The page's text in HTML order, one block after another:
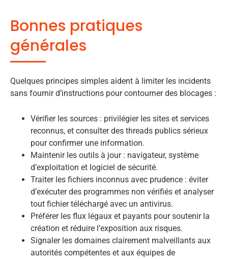
Bonnes pratiques
générales
Quelques principes simples aident à limiter les incidents
sans fournir d’instructions pour contourner des blocages :
Vérifier les sources : privilégier les sites et services
reconnus, et consulter des threads publics sérieux
pour confirmer une information.
Maintenir les outils à jour : navigateur, système
d’exploitation et logiciel de sécurité.
Traiter les fichiers inconnus avec prudence : éviter
d’exécuter des programmes non vérifiés et analyser
tout fichier téléchargé avec un antivirus.
Préférer les flux légaux et payants pour soutenir la
création et réduire l’exposition aux risques.
Signaler les domaines clairement malveillants aux
autorités compétentes et aux équipes de